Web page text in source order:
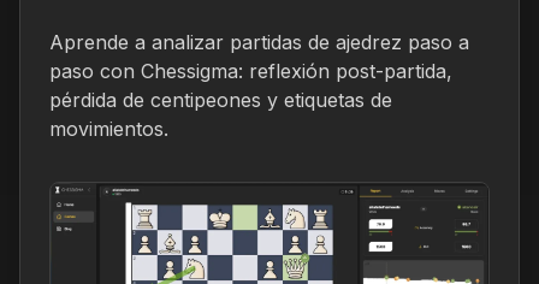
Aprende a analizar partidas de ajedrez paso a
paso con Chessigma: reflexión post-partida,
pérdida de centipeones y etiquetas de
movimientos.